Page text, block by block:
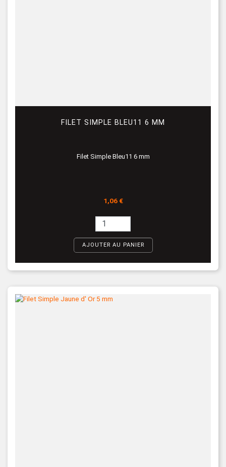
FILET SIMPLE BLEU11 6 MM
Filet Simple Bleu11 6 mm
Prix
1,06 €
AJOUTER AU PANIER